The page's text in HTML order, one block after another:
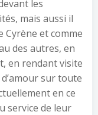
les
mais aussi il
Cyrène et comme
des autres, en
en rendant visite
sur toute
en ce
service de leur